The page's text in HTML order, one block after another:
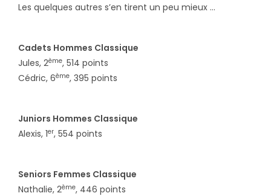
Les quelques autres s’en tirent un peu mieux …
Cadets Hommes Classique
Jules, 2ème, 514 points
Cédric, 6ème, 395 points
Juniors Hommes Classique
Alexis, 1er, 554 points
Seniors Femmes Classique
Nathalie, 2ème, 446 points